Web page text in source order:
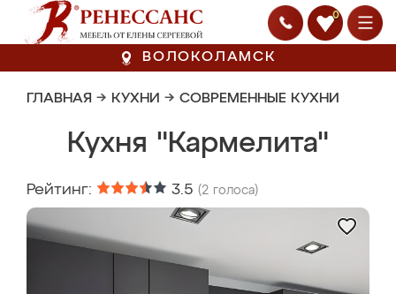
0
ВОЛОКОЛАМСК
ГЛАВНАЯ → КУХНИ → СОВРЕМЕННЫЕ КУХНИ
Кухня "Кармелита"
Рейтинг: 3.5 (2 голоса)